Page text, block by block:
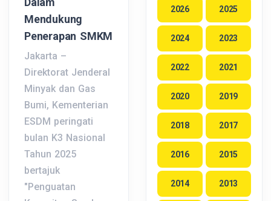
2026 2025
2024 2023
2022 2021
2020 2019
2018 2017
2016 2015
2014 2013
Mendukung
Penerapan SMKM
Jakarta –
Direktorat Jenderal
Minyak dan Gas
Bumi, Kementerian
ESDM peringati
bulan K3 Nasional
Tahun 2025
bertajuk
"Penguatan